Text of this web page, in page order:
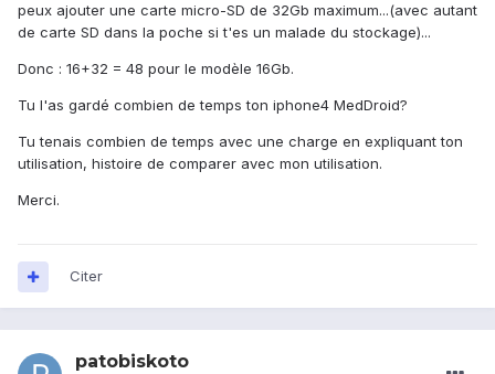
peux ajouter une carte micro-SD de 32Gb maximum...(avec autant
de carte SD dans la poche si t'es un malade du stockage)...
Donc : 16+32 = 48 pour le modèle 16Gb.
Tu l'as gardé combien de temps ton iphone4 MedDroid?
Tu tenais combien de temps avec une charge en expliquant ton
utilisation, histoire de comparer avec mon utilisation.
Merci.
Citer
patobiskoto